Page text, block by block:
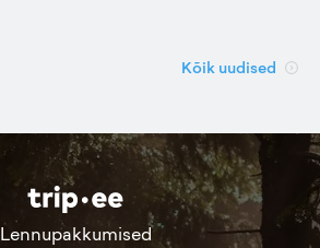
Kõik uudised
Lennupakkumised